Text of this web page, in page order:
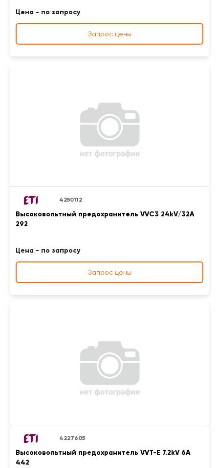
Цена - по запросу
Запрос цены
4250112
Высоковольтный предохранитель VVC3 24kV/32A
292
Цена - по запросу
Запрос цены
4227605
Высоковольтный предохранитель VVT-E 7.2kV 6A
442